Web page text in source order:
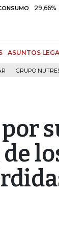
29,66% +0,87%
ASUNTOS
GRUPO